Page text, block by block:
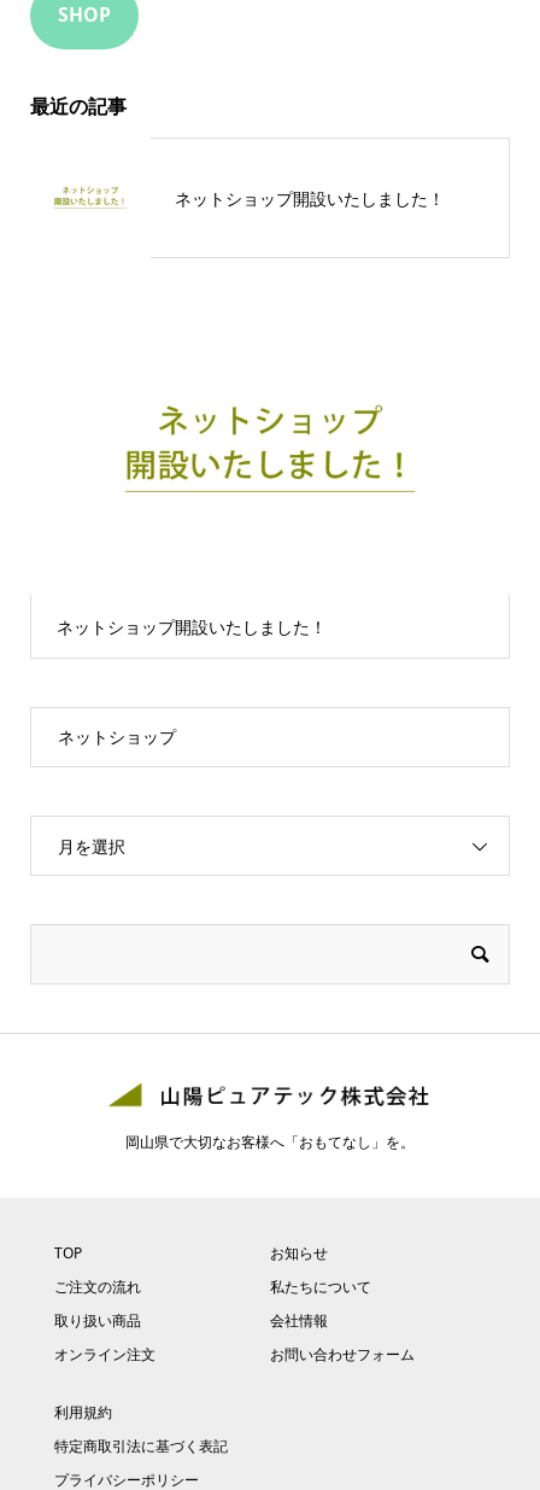
SHOP
最近の記事
ネットショップ開設いたしました！
ネットショップ開設いたしました！
ネットショップ
月を選択
岡山県で大切なお客様へ「おもてなし」を。
TOP
ご注文の流れ
取り扱い商品
オンライン注文
お知らせ
私たちについて
会社情報
お問い合わせフォーム
利用規約
特定商取引法に基づく表記
プライバシーポリシー